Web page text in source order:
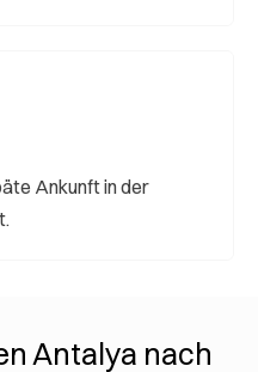
Ankunft in der
Antalya nach